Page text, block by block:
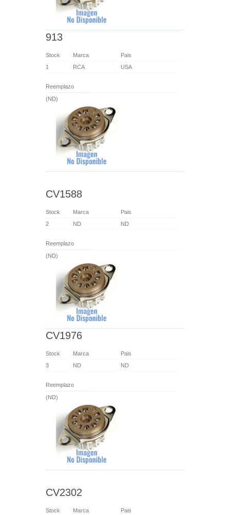
913
Stock Marca
Pais
1
RCA USA
Reemplazo
(ND)
CV1588
Stock Marca
Pais
2
ND ND
Reemplazo
(ND)
CV1976
Stock Marca
Pais
3
ND ND
Reemplazo
(ND)
CV2302
Stock Marca
Pais